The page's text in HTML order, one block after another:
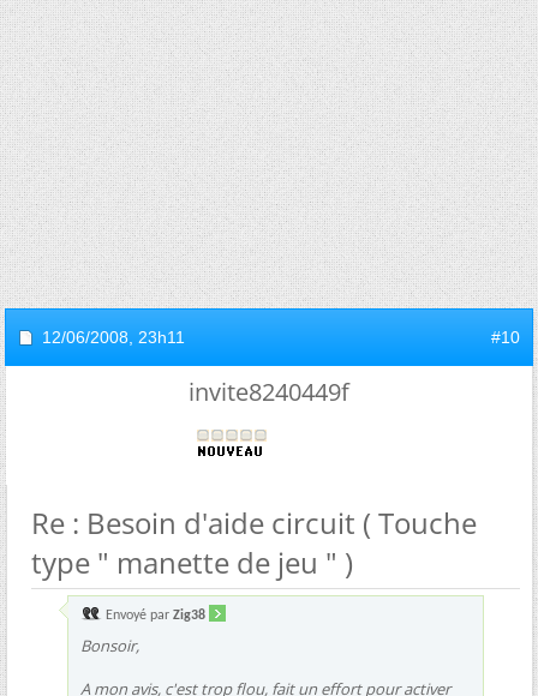
12/06/2008, 23h11 #10
invite8240449f
Re : Besoin d'aide circuit ( Touche
type " manette de jeu " )
Envoyé par Zig38
Bonsoir,
A mon avis, c'est trop flou, fait un effort pour activer